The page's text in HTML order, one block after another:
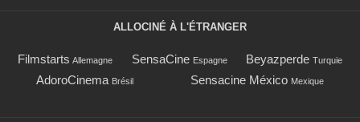
ALLOCINÉ À L'ÉTRANGER
Filmstarts Allemagne SensaCine Espagne Beyazperde Turquie
AdoroCinema Brésil Sensacine México Mexique